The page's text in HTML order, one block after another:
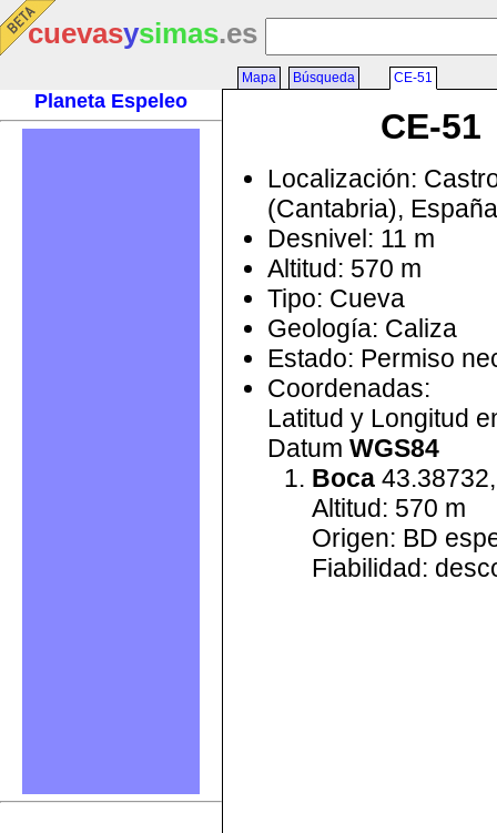
cuevasysimas.es
Planeta Espeleo
Mapa Búsqueda CE-51
CE-51
Localización:
(Cantabria), España
Desnivel: 11 m
Altitud: 570 m
Tipo: Cueva
Geología: Caliza
Estado: Permiso
Coordenadas:
Latitud y Longitud
Datum WGS84
Boca
Altitud: 570 m
Origen: BD
Fiabilidad: